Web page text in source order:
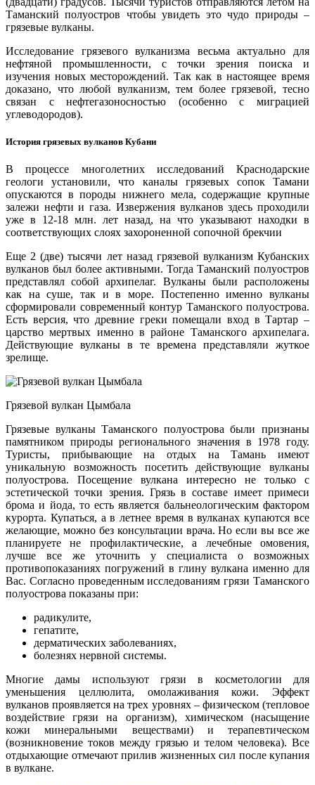
Таманский полуостров чтобы увидеть это чудо природы –
грязевые вулканы.
Исследование грязевого вулканизма весьма актуально для
нефтяной промышленности, с точки зрения поиска и
изучения новых месторождений. Так как в настоящее время
доказано, что любой вулканизм, тем более грязевой, тесно
связан с нефтегазоносностью (особенно с миграцией
углеводородов).
История грязевых вулканов Кубани
В процессе многолетних исследований Краснодарские
геологи установили, что каналы грязевых сопок Тамани
опускаются в породы нижнего мела, содержащие крупные
залежи нефти и газа. Извержения вулканов здесь проходили
уже в 12-18 млн. лет назад, на что указывают находки в
соответствующих слоях захороненной сопочной брекчии
Еще 2 (две) тысячи лет назад грязевой вулканизм Кубанских
вулканов был более активными. Тогда Таманский полуостров
представлял собой архипелаг. Вулканы были расположены
как на суше, так и в море. Постепенно именно вулканы
сформировали современный контур Таманского полуострова.
Есть версия, что древние греки помещали вход в Тартар –
царство мертвых именно в районе Таманского архипелага.
Действующие вулканы в те времена представляли жуткое
зрелище.
Грязевой вулкан Цымбала
Грязевые вулканы Таманского полуострова были признаны
памятником природы регионального значения в 1978 году.
Туристы, прибывающие на отдых на Тамань имеют
уникальную возможность посетить действующие вулканы
полуострова. Посещение вулкана интересно не только с
эстетической точки зрения. Грязь в составе имеет примеси
брома и йода, то есть является бальнеологическим фактором
курорта. Купаться, а в летнее время в вулканах купаются все
желающие, можно без консультации врача. Но если вы все же
планируете не профилактические, а лечебные омовения,
лучше все же уточнить у специалиста о возможных
противопоказаниях погружений в глину вулкана именно для
Вас. Согласно проведенным исследованиям грязи Таманского
полуострова показаны при:
радикулите,
гепатите,
дерматических заболеваниях,
болезнях нервной системы.
Многие дамы используют грязи в косметологии для
уменьшения целлюлита, омолаживания кожи. Эффект
вулканов проявляется на трех уровнях – физическом (тепловое
воздействие грязи на организм), химическом (насыщение
кожи минеральными веществами) и терапевтическом
(возникновение токов между грязью и телом человека). Все
отдыхающие отмечают прилив жизненных сил после купания
в вулкане.